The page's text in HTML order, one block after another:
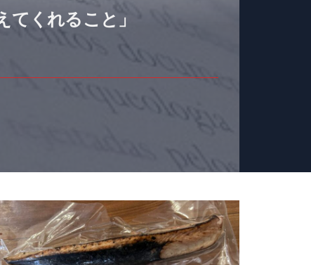
てくれること」